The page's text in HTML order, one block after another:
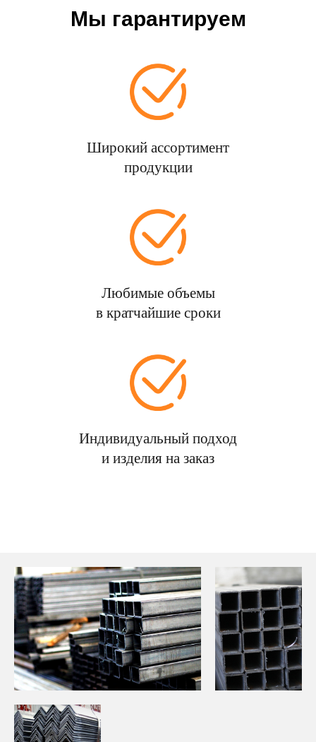
Мы гарантируем
Широкий ассортимент
продукции
Любимые объемы
в кратчайшие сроки
Индивидуальный подход
и изделия на заказ